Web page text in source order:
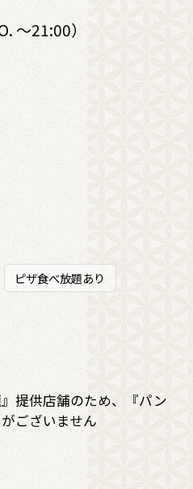
～21:00）
ピザ食べ放題あり
提供店舗のため、『パン
ございません